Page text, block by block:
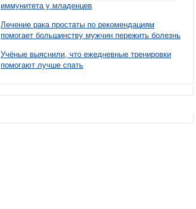
иммунитета у младенцев
Лечение рака простаты по рекомендациям
помогает большинству мужчин пережить болезнь
Учёные выяснили, что ежедневные тренировки
помогают лучше спать